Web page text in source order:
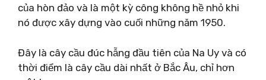
của hòn đảo và là một kỳ công không hề nhỏ khi
nó được xây dựng vào cuối những năm 1950.
Đây là cây cầu đúc hẫng đầu tiên của Na Uy và có
thời điểm là cây cầu dài nhất ở Bắc Âu, chỉ hơn